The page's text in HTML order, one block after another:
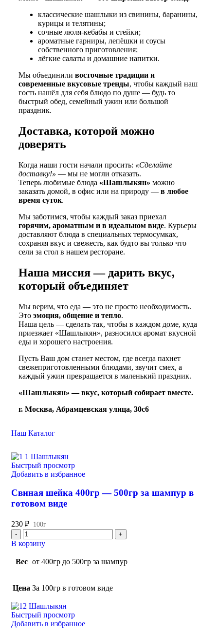
классические шашлыки из свинины, баранины,
курицы и телятины;
сочные люля-кебабы и стейки;
ароматные гарниры, лепёшки и соусы
собственного приготовления;
лёгкие салаты и домашние напитки.
Мы объединили восточные традиции и
современные вкусовые тренды, чтобы каждый наш
гость нашёл для себя блюдо по душе — будь то
быстрый обед, семейный ужин или большой
праздник.
Доставка, которой можно
доверять
Когда наши гости начали просить: «Сделайте
доставку!» — мы не могли отказать.
Теперь любимые блюда «Шашлыкян» можно
заказать домой, в офис или на природу — в любое
время суток.
Мы заботимся, чтобы каждый заказ приехал
горячим, ароматным и в идеальном виде. Курьеры
доставляют блюда в специальных термосумках,
сохраняя вкус и свежесть, как будто вы только что
сели за стол в нашем ресторане.
Наша миссия — дарить вкус,
который объединяет
Мы верим, что еда — это не просто необходимость.
Это эмоция, общение и тепло.
Наша цель — сделать так, чтобы в каждом доме, куда
приезжает «Шашлыкян», разносился аромат вкусной
еды и хорошего настроения.
Пусть Ваш дом станет местом, где всегда пахнет
свежеприготовленными блюдами, звучит смех, а
каждый ужин превращается в маленький праздник.
«Шашлыкян» — вкус, который собирает вместе.
г. Москва, Абрамцевская улица, 30с6
Наш Каталог
Быстрый просмотр
Добавить в избранное
Свиная шейка 400гр — 500гр за шампур в
готовом виде
230 ₽ 100г
В корзину
Вес от 400гр до 500гр за шампур
Цена За 100гр в готовом виде
Быстрый просмотр
Добавить в избранное